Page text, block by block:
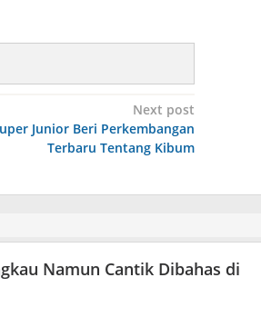
Next post
Junior Beri Perkembangan
Terbaru Tentang Kibum
Namun Cantik Dibahas di